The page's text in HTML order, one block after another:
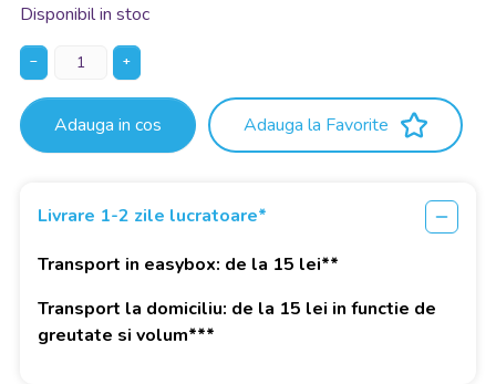
Disponibil in stoc
− +
Adauga in cos Adauga la Favorite
Livrare 1-2 zile lucratoare*
Transport in easybox: de la 15 lei**
Transport la domiciliu: de la 15 lei in functie de
greutate si volum***